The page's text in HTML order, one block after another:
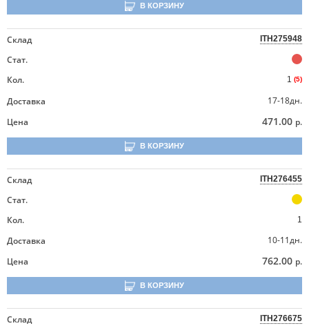
В КОРЗИНУ
Склад ITH275948
Стат.
Кол.
1 (5)
Доставка
17-18дн.
Цена
471.00 р.
В КОРЗИНУ
Склад ITH276455
Стат.
Кол.
1
Доставка
10-11дн.
Цена
762.00 р.
В КОРЗИНУ
Склад ITH276675